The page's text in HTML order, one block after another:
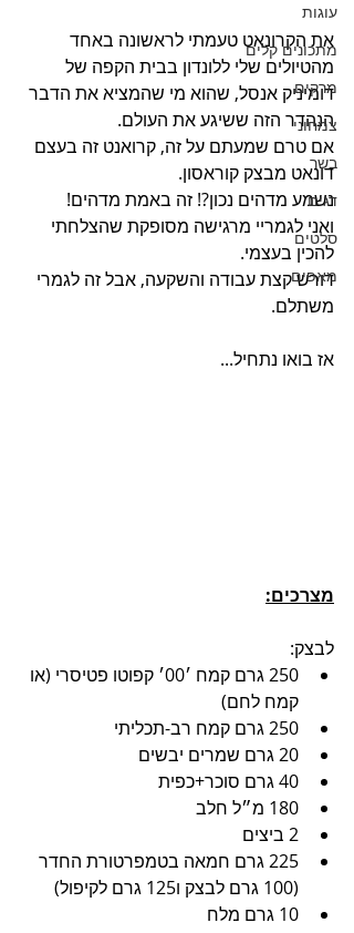
עוגות
מתכונים קלים
מרקים
צמחוני
בשר
דגים
סלטים
מאפים
את הקרונאט טעמתי לראשונה באחד
מהטיולים שלי ללונדון בבית הקפה של
דומיניק אנסל, שהוא מי שהמציא את הדבר
הנהדר הזה ששיגע את העולם.
אם טרם שמעתם על זה, קרואנט זה בעצם
דונאט מבצק קוראסון.
נשמע מדהים נכון?! זה באמת מדהים!
ואני לגמריי מרגישה מסופקת שהצלחתי
להכין בעצמי.
דורש קצת עבודה והשקעה, אבל זה לגמרי
משתלם.
אז בואו נתחיל...
מצרכים:
לבצק:
250 גרם קמח ׳00׳ קפוטו פטיסרי (או
קמח לחם)
250 גרם קמח רב-תכליתי
20 גרם שמרים יבשים
40 גרם סוכר+כפית
180 מ״ל חלב
2 ביצים
225 גרם חמאה בטמפרטורת החדר
(100 גרם לבצק ו125 גרם לקיפול)
10 גרם מלח